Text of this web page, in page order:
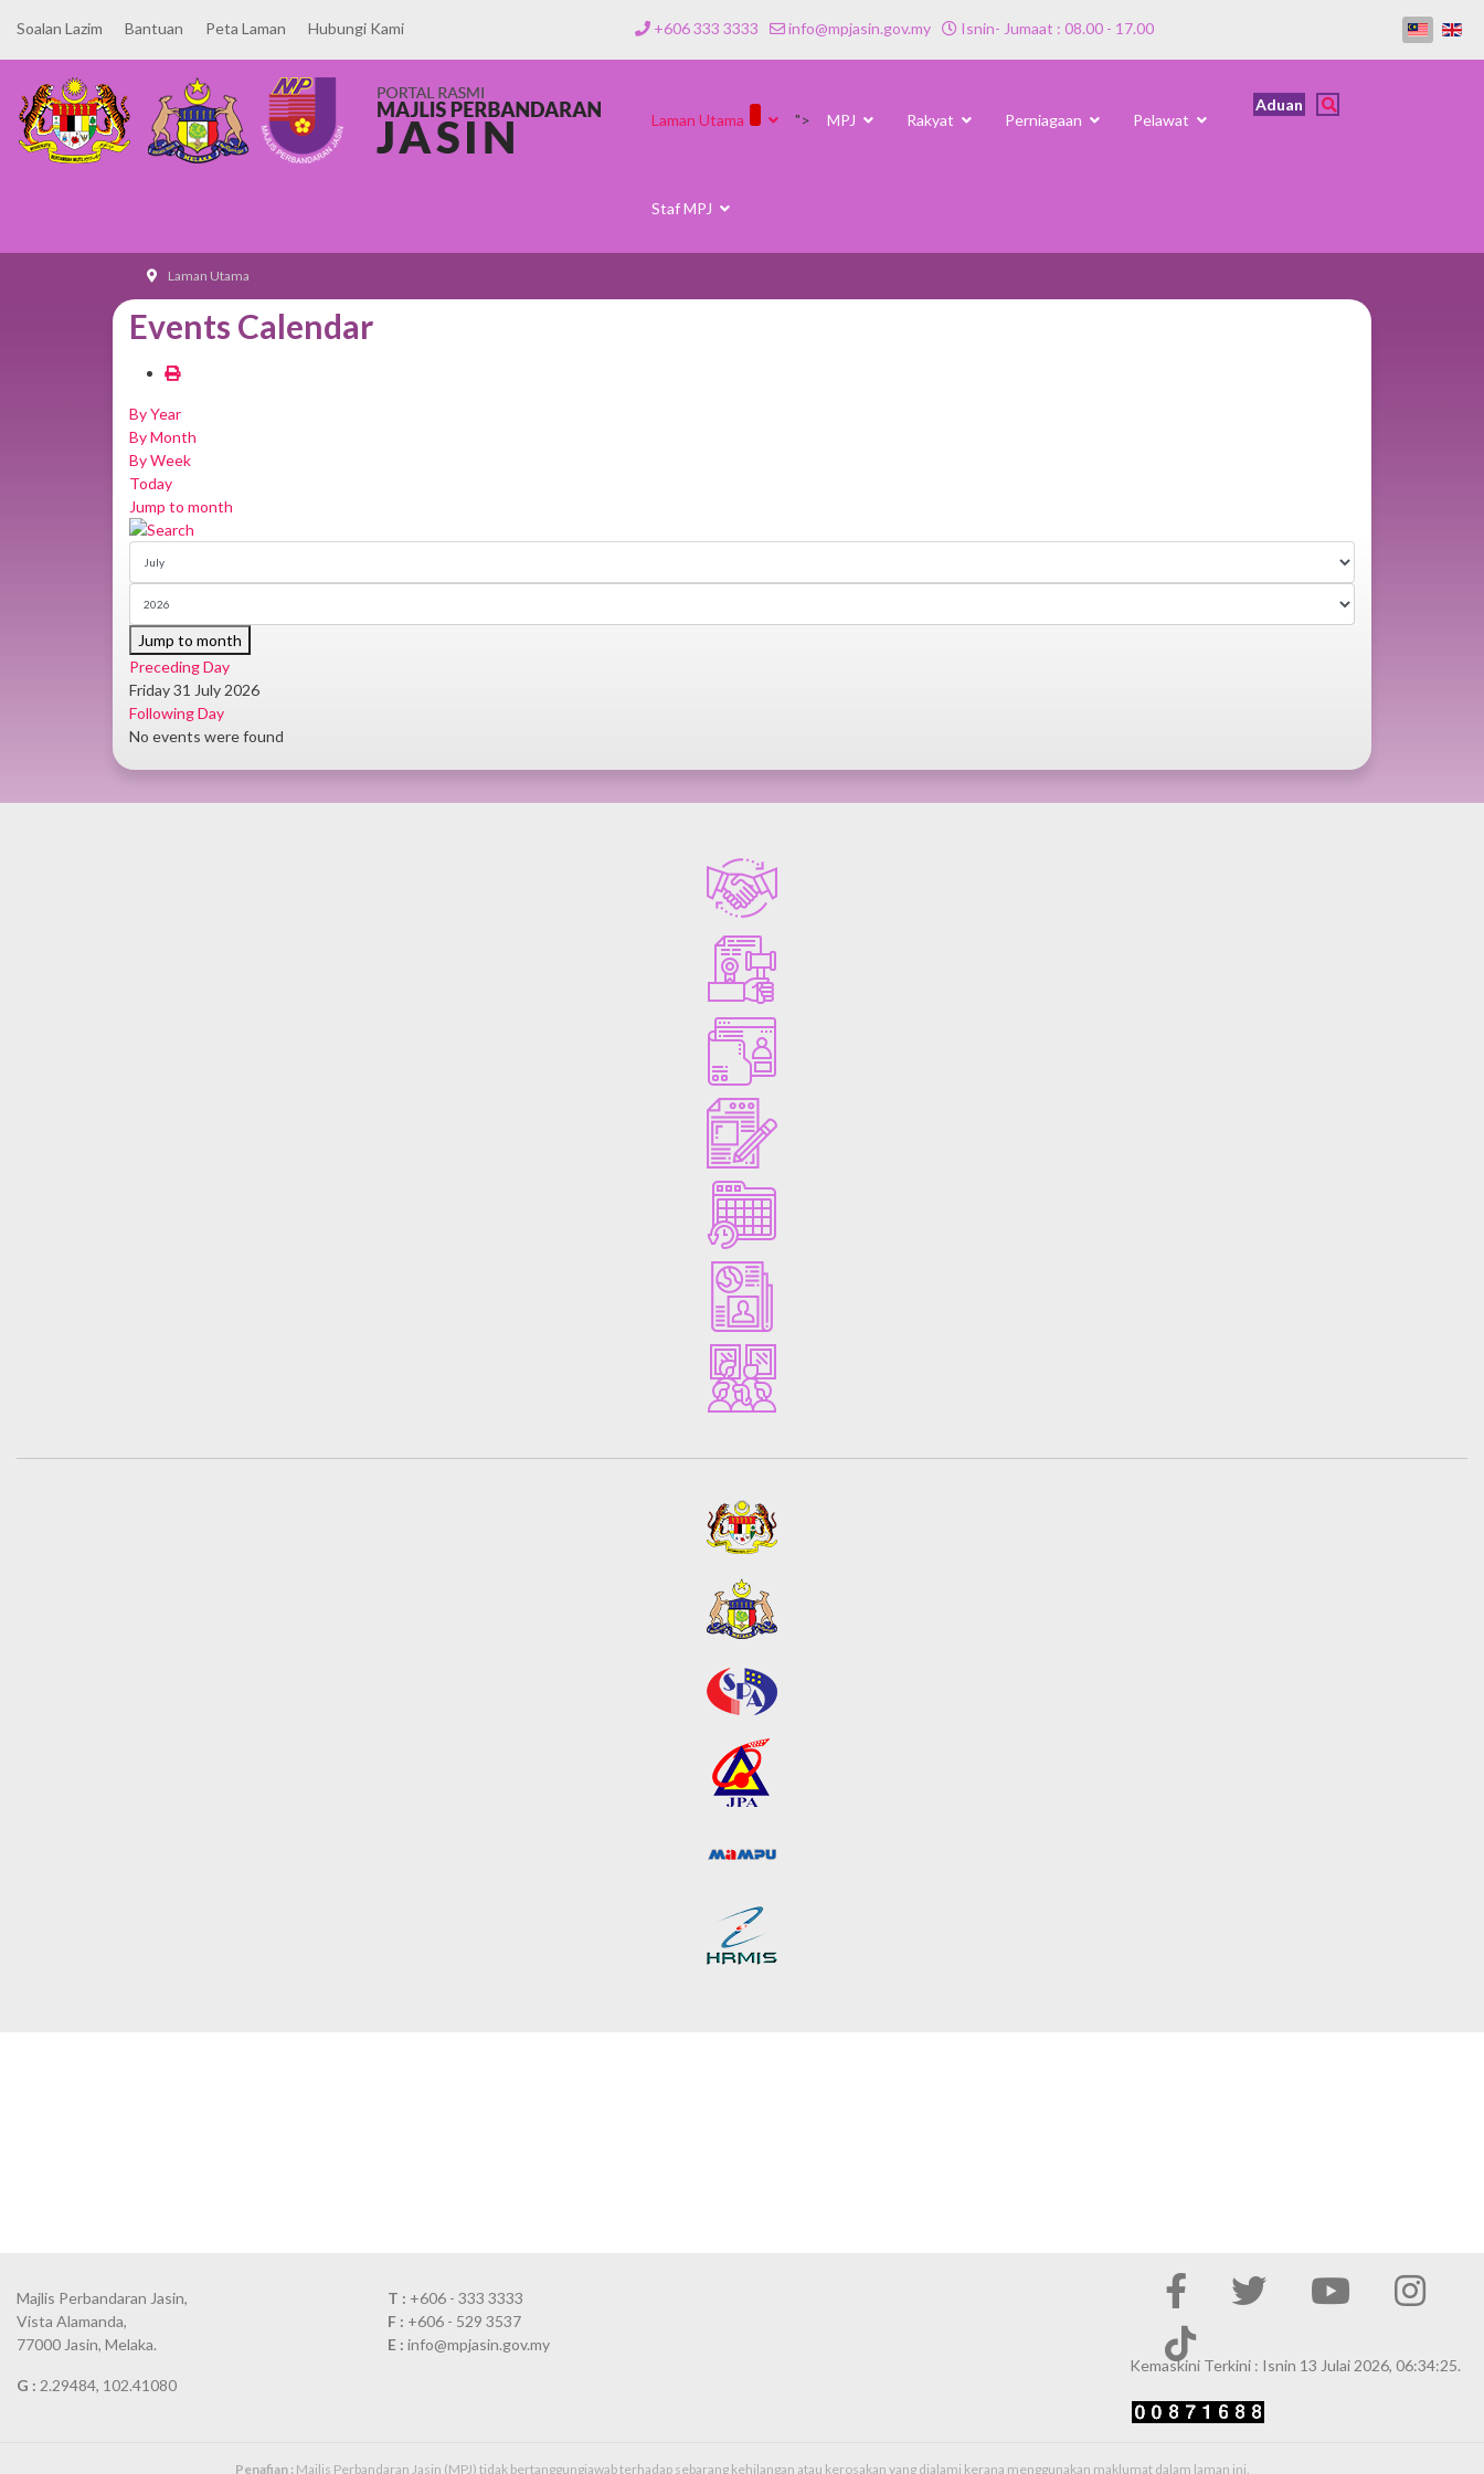
Soalan Lazim Bantuan Peta Laman Hubungi Kami +606 333 3333 info@mpjasin.gov.my Isnin- Jumaat : 08.00 - 17.00
Laman Utama "> MPJ Rakyat Perniagaan Pelawat
Staf MPJ
Aduan
Laman Utama
Events Calendar
By Year
By Month
By Week
Today
Jump to month
Jump to month
Preceding Day
Friday 31 July 2026
Following Day
No events were found
Majlis Perbandaran Jasin,
Vista Alamanda,
77000 Jasin, Melaka.
G : 2.29484, 102.41080
T : +606 - 333 3333
F : +606 - 529 3537
E : info@mpjasin.gov.my
Kemaskini Terkini : Isnin 13 Julai 2026, 06:34:25.
Penafian : Majlis Perbandaran Jasin (MPJ) tidak bertanggungjawab terhadap sebarang kehilangan atau kerosakan yang dialami kerana menggunakan maklumat dalam laman ini.